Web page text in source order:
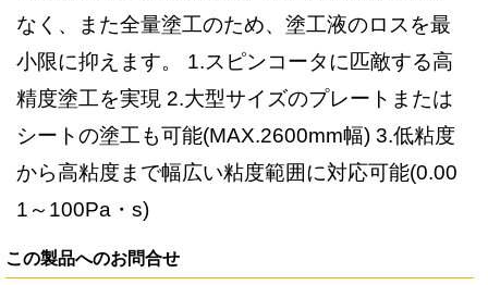
なく、また全量塗工のため、塗工液のロスを最
小限に抑えます。 1.スピンコータに匹敵する高
精度塗工を実現 2.大型サイズのプレートまたは
シートの塗工も可能(MAX.2600mm幅) 3.低粘度
から高粘度まで幅広い粘度範囲に対応可能(0.00
1～100Pa・s)
この製品へのお問合せ